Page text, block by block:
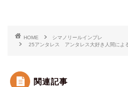
HOME
シマノリールインプレ
25アンタレス アンタレス大好き人間によ
関連記事